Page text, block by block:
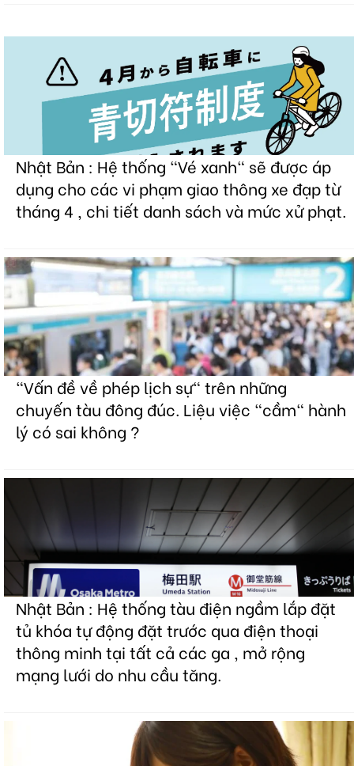
Nhật Bản : Hệ thống "Vé xanh" sẽ được áp
dụng cho các vi phạm giao thông xe đạp từ
tháng 4 , chi tiết danh sách và mức xử phạt.
"Vấn đề về phép lịch sự" trên những
chuyến tàu đông đúc. Liệu việc "cầm" hành
lý có sai không ?
Nhật Bản : Hệ thống tàu điện ngầm lắp đặt
tủ khóa tự động đặt trước qua điện thoại
thông minh tại tất cả các ga , mở rộng
mạng lưới do nhu cầu tăng.